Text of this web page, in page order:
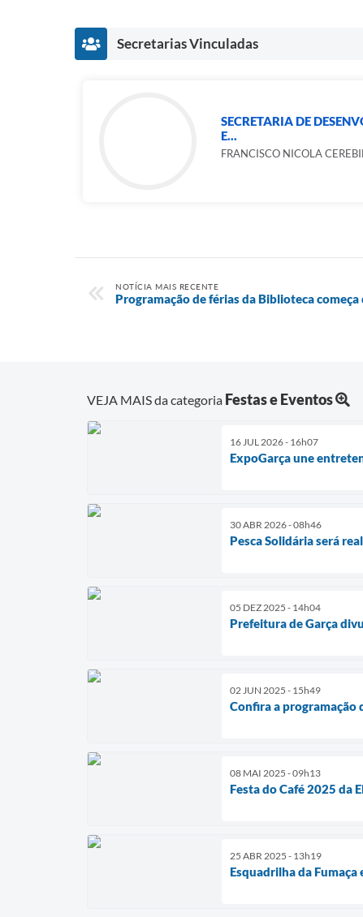
Secretarias Vinculadas
SECRETARIA DE
E...
FRANCISCO NICOLA
NOTÍCIA MAIS RECENTE
Programação de férias da Biblioteca começa
VEJA MAIS da categoria Festas e Eventos
16 JUL 2026 - 16h07
ExpoGarça une
30 ABR 2026 - 08h46
Pesca Solidária será
05 DEZ 2025 - 14h04
Prefeitura de Garça
02 JUN 2025 - 15h49
Confira a programação
08 MAI 2025 - 09h13
Festa do Café 2025 da
25 ABR 2025 - 13h19
Esquadrilha da